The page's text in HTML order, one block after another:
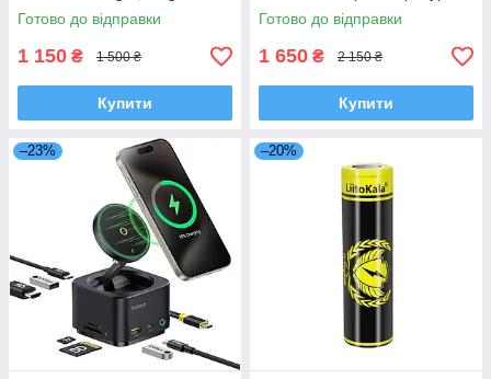
MagSafe 3 в 1 для iPhone
Готово до відправки
1 150 ₴ 1 500 ₴
Купити
+ 4 USB-A) GaN Fast
Charging
Готово до відправки
1 650 ₴ 2 150 ₴
Купити
–23% –20%